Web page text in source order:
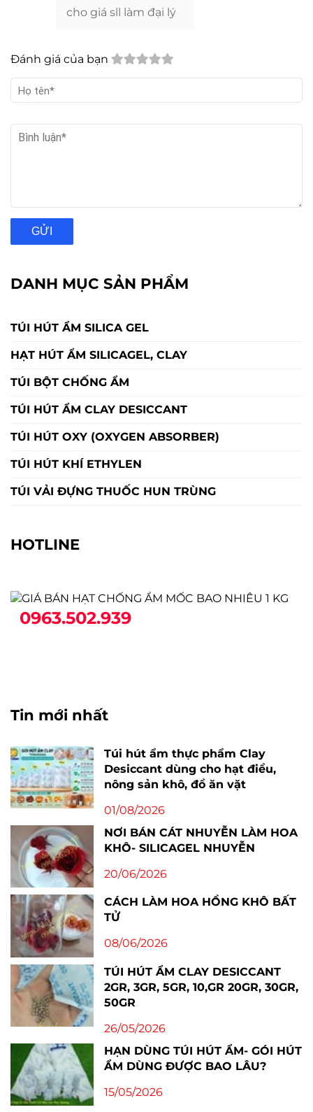
cho giá sll làm đại lý
Đánh giá của bạn
GỬI
DANH MỤC SẢN PHẨM
TÚI HÚT ẨM SILICA GEL
HẠT HÚT ẨM SILICAGEL, CLAY
TÚI BỘT CHỐNG ẨM
TÚI HÚT ẨM CLAY DESICCANT
TÚI HÚT OXY (OXYGEN ABSORBER)
TÚI HÚT KHÍ ETHYLEN
TÚI VẢI ĐỰNG THUỐC HUN TRÙNG
HOTLINE
0963.502.939
Tin mới nhất
Túi hút ẩm thực phẩm Clay
Desiccant dùng cho hạt điều,
nông sản khô, đồ ăn vặt
01/08/2026
NƠI BÁN CÁT NHUYỄN LÀM HOA
KHÔ- SILICAGEL NHUYỄN
20/06/2026
CÁCH LÀM HOA HỒNG KHÔ BẤT
TỬ
08/06/2026
TÚI HÚT ẨM CLAY DESICCANT
2GR, 3GR, 5GR, 10,GR 20GR, 30GR,
50GR
26/05/2026
HẠN DÙNG TÚI HÚT ẨM- GÓI HÚT
ẨM DÙNG ĐƯỢC BAO LÂU?
15/05/2026